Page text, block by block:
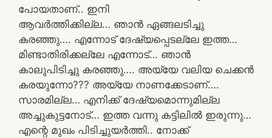
പോയതാണ്.. ഇനി
ആവർത്തിക്കില്ല… ഞാൻ ഏങ്ങലടിച്ചു
കരഞ്ഞു…. എന്നോട് ദേഷ്യപ്പെടല്ലേ ഇത്ത…
മിണ്ടാതിരിക്കല്ലേ എന്നോട്… ഞാൻ
കാലുപിടിച്ചു കരഞ്ഞു…. അയ്യേ വലിയ ചെക്കൻ
കരയുന്നോ??? അയ്യേ നാണക്കേടാണ്….
സാരമില്ല… എനിക്ക് ദേഷ്യമൊന്നുമില്ല
അച്ചുകുട്ടനോട്… ഇത്ത വന്നു കട്ടിലിൽ ഇരുന്നു…
എന്റെ മുഖം പിടിച്ചുയർത്തി.. നോക്ക്